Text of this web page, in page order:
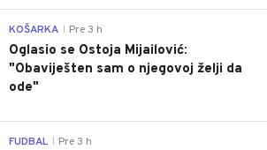
KOŠARKA Pre 3 h
Oglasio se Ostoja Mijailović:
"Obaviješten sam o njegovoj želji da
ode"
FUDBAL Pre 3 h